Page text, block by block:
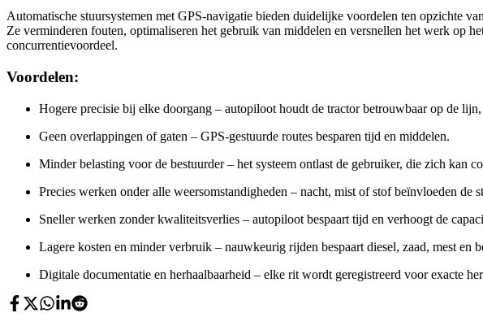
Automatische stuursystemen met GPS-navigatie bieden duidelijke voordelen ten opzichte
Ze verminderen fouten, optimaliseren het gebruik van middelen en versnellen het werk op
concurrentievoordeel.
Voordelen:
Hogere precisie bij elke doorgang – autopiloot houdt de tractor betrouwbaar op de
Geen overlappingen of gaten – GPS-gestuurde routes besparen tijd en middelen.
Minder belasting voor de bestuurder – het systeem ontlast de gebruiker, die zich kan
Precies werken onder alle weersomstandigheden – nacht, mist of stof beïnvloeden de
Sneller werken zonder kwaliteitsverlies – autopiloot bespaart tijd en verhoogt de
Lagere kosten en minder verbruik – nauwkeurig rijden bespaart diesel, zaad, mest en
Digitale documentatie en herhaalbaarheid – elke rit wordt geregistreerd voor exacte